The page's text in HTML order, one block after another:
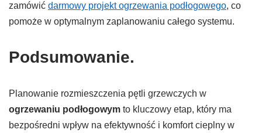
zamówić darmowy projekt ogrzewania podłogowego, co
pomoże w optymalnym zaplanowaniu całego systemu.
Podsumowanie.
Planowanie rozmieszczenia pętli grzewczych w
ogrzewaniu podłogowym to kluczowy etap, który ma
bezpośredni wpływ na efektywność i komfort cieplny w